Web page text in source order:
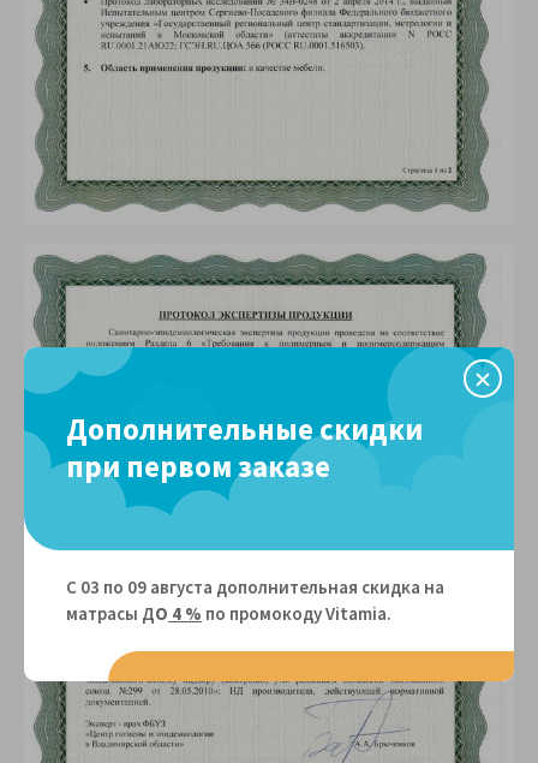
Дополнительные скидки
при первом заказе
С 03 по 09 августа дополнительная скидка на
матрасы ДО 4 % по промокоду Vitamiа.